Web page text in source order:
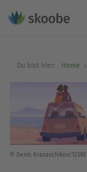
Du bist hier: Home
© Denis Krasavchikov/123RF